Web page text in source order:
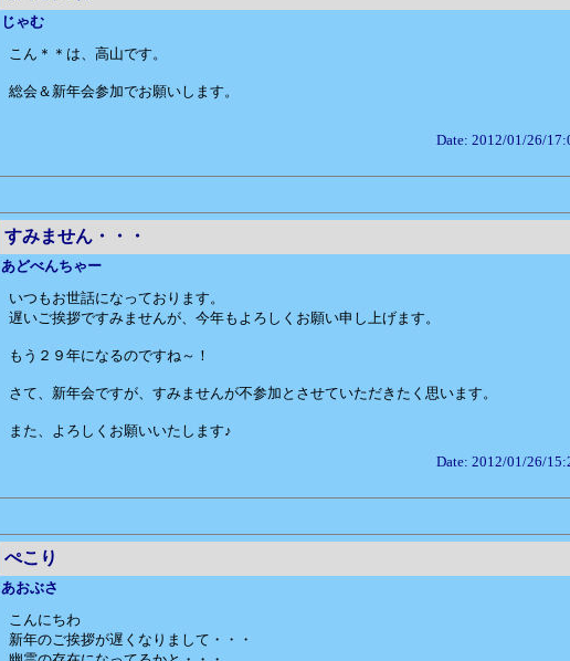
じゃむ
こん＊＊は、高山です。
総会＆新年会参加でお願いします。
Date: 2012/01/26/
すみません・・・
あどべんちゃー
いつもお世話になっております。
遅いご挨拶ですみませんが、今年もよろしくお願い申し上げます。
もう２９年になるのですね～！
さて、新年会ですが、すみませんが不参加とさせていただきたく思います。
また、よろしくお願いいたします♪
Date: 2012/01/26/
ぺこり
あおぶさ
こんにちわ
新年のご挨拶が遅くなりまして・・・